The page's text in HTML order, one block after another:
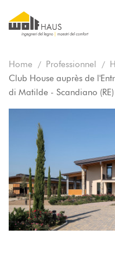
Home Professionnel
Club House auprès de
di Matilde - Scandiano (RE)